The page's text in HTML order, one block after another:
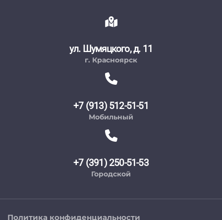
ул. Шумяцкого, д. 11
г. Красноярск
+7 (913) 512-51-51
Мобильный
+7 (391) 250-51-53
Городской
Политика конфиденциальности